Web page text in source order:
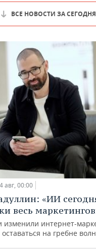
ВСЕ НОВОСТИ ЗА СЕГОДНЯ
авг, 00:00
«ИИ
весь
изменили интернет-
на гребне